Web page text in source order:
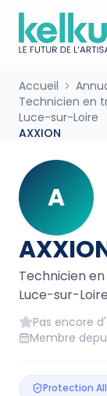
Accueil
Technicien en
Luce-sur-Loire
AXXION
A
Technicien
Luce-sur-Loire
Pas encore
Membre
Protection